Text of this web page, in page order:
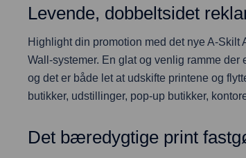
Levende, dobbeltsidet
Highlight din promotion med det nye A-
Wall-systemer. En glat og venlig ramme
og det er både let at udskifte printene og
butikker, udstillinger, pop-up butikker,
Det bæredygtige print